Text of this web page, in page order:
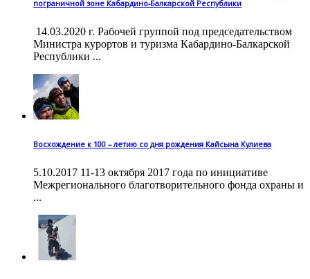
пограничной зоне Кабардино-Балкарской Республики
14.03.2020 г. Рабочей группой под председательством
Министра курортов и туризма Кабардино-Балкарской
Республики ...
Восхождение к 100 – летию со дня рождения Кайсына Кулиева
5.10.2017 11-13 октября 2017 года по инициативе
Межрегионального благотворительного фонда охраны и
...